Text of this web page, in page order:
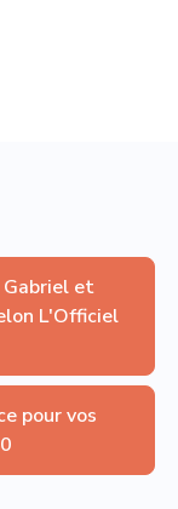
Gabriel et
L'Officiel
pour vos